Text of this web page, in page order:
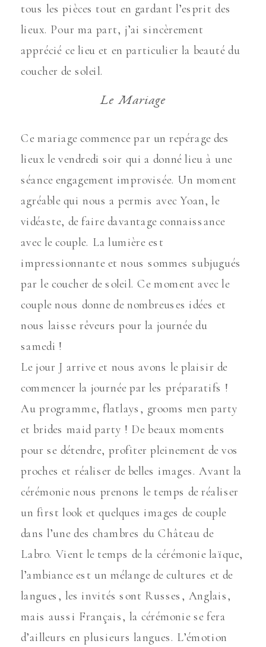
tous les pièces tout en gardant l’esprit des
lieux. Pour ma part, j’ai sincèrement
apprécié ce lieu et en particulier la beauté du
coucher de soleil.
Le Mariage
Ce mariage commence par un repérage des
lieux le vendredi soir qui a donné lieu à une
séance engagement improvisée. Un moment
agréable qui nous a permis avec Yoan, le
vidéaste, de faire davantage connaissance
avec le couple. La lumière est
impressionnante et nous sommes subjugués
par le coucher de soleil. Ce moment avec le
couple nous donne de nombreuses idées et
nous laisse rêveurs pour la journée du
samedi !
Le jour J arrive et nous avons le plaisir de
commencer la journée par les préparatifs !
Au programme, flatlays, grooms men party
et brides maid party ! De beaux moments
pour se détendre, profiter pleinement de vos
proches et réaliser de belles images. Avant la
cérémonie nous prenons le temps de réaliser
un first look et quelques images de couple
dans l’une des chambres du Château de
Labro. Vient le temps de la cérémonie laïque,
l’ambiance est un mélange de cultures et de
langues, les invités sont Russes, Anglais,
mais aussi Français, la cérémonie se fera
d’ailleurs en plusieurs langues. L’émotion